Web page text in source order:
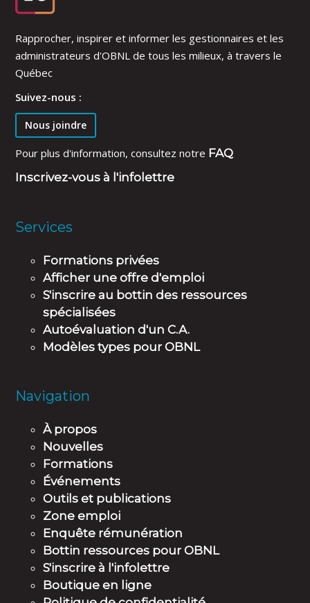
Rapprocher, inspirer et informer les gestionnaires et les
administrateurs d'OBNL de tous les milieux, à travers le
Québec
Suivez-nous :
Nous joindre
Pour plus d'information, consultez notre FAQ
Inscrivez-vous à l'infolettre
Services
Formations privées
Afficher une offre d'emploi
S'inscrire au bottin des ressources
spécialisées
Autoévaluation d'un C.A.
Modèles types pour OBNL
Navigation
À propos
Nouvelles
Formations
Événements
Outils et publications
Zone emploi
Enquête rémunération
Bottin ressources pour OBNL
S'inscrire à l'infolettre
Boutique en ligne